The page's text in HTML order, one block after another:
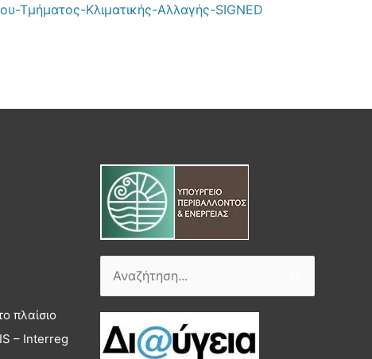
Κλιματικής-Αλλαγής-SIGNED
πλαίσιο
– Interreg
Αναζήτηση